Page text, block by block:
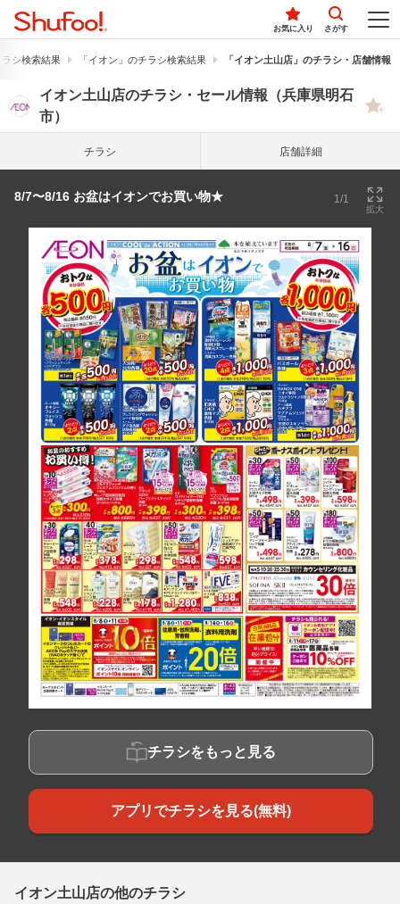
お気に入り さがす
シ検索結果 「イオン」のチラシ検索結果 「イオン土山店」のチラシ・店舗情報
イオン土山店のチラシ・セール情報（兵庫県明石
市）
チラシ 店舗詳細
8/7〜8/16 お盆はイオンでお買い物★ 1/1
拡大
チラシをもっと見る
アプリでチラシを見る(無料)
イオン土山店の他のチラシ